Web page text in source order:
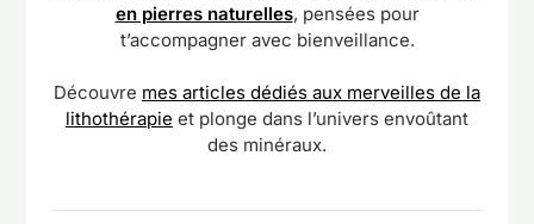
en pierres naturelles, pensées pour
t’accompagner avec bienveillance.
Découvre mes articles dédiés aux merveilles de la
lithothérapie et plonge dans l’univers envoûtant
des minéraux.